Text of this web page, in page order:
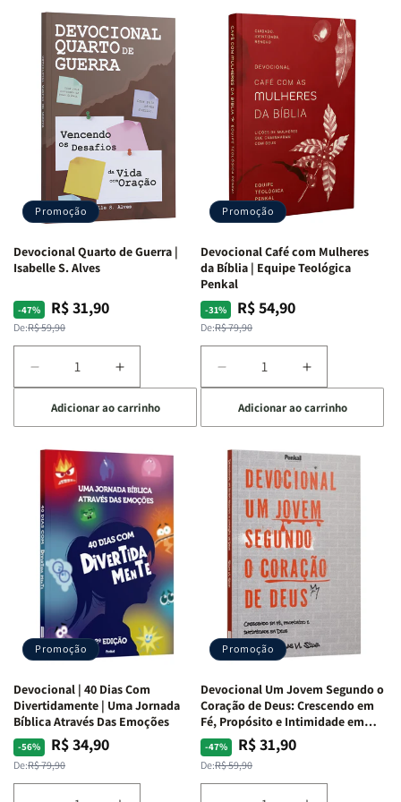
Promoção
Devocional Quarto de Guerra |
Isabelle S. Alves
-47%
Preço
normal
De:R$ 59,90
Preço
promocional
R$ 31,90
Diminuir
a
quantidade
de
Devocional
Quarto
de
Guerra
Isabelle
S.
Alves
Aumentar
a
quantidade
de
Devocional
Quarto
de
Guerra
|
Isabelle
S.
Alves
Adicionar ao carrinho
Promoção
Devocional Café com Mulheres
da Bíblia | Equipe Teológica
Penkal
-31%
Preço
normal
De:R$ 79,90
Preço
promocional
R$ 54,90
Diminuir
a
quantidade
de
Devocional
Café
com
Mulheres
da
Bíblia
Equipe
Teológica
Penkal
Aumentar
a
quantidade
de
Devocional
Café
com
Mulheres
da
Bíblia
|
Equipe
Teológica
Penkal
Adicionar ao carrinho
Promoção
Devocional | 40 Dias Com
Divertidamente | Uma Jornada
Bíblica Através Das Emoções
-56%
Preço
normal
De:R$ 79,90
Preço
promocional
R$ 34,90
Promoção
Devocional Um Jovem Segundo o
Coração de Deus: Crescendo em
Fé, Propósito e Intimidade em
Deus
-47%
Preço
normal
De:R$ 59,90
Preço
promocional
R$ 31,90